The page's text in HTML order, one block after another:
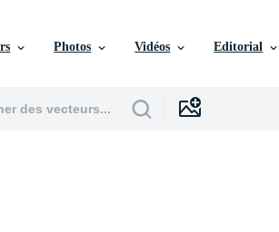
Photos Vidéos Editorial